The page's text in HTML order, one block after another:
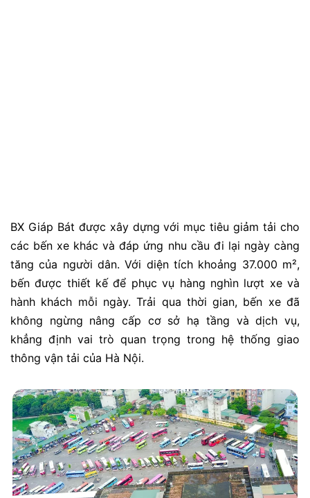
BX Giáp Bát được xây dựng với mục tiêu giảm tải cho
các bến xe khác và đáp ứng nhu cầu đi lại ngày càng
tăng của người dân. Với diện tích khoảng 37.000 m²,
bến được thiết kế để phục vụ hàng nghìn lượt xe và
hành khách mỗi ngày. Trải qua thời gian, bến xe đã
không ngừng nâng cấp cơ sở hạ tầng và dịch vụ,
khẳng định vai trò quan trọng trong hệ thống giao
thông vận tải của Hà Nội.